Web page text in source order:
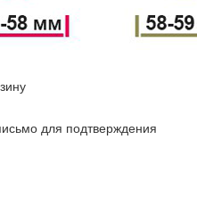
для подтверждения